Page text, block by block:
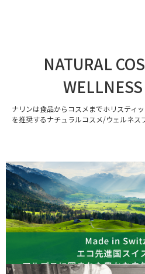
NATURAL
ナリンは食品からコスメまでホリスティ
を推奨するナチュラルコスメ/ウェルネス